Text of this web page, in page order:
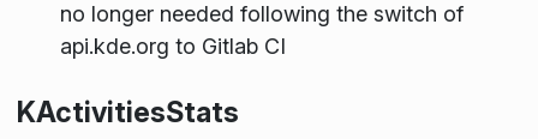
no longer needed following the switch of
api.kde.org to Gitlab CI
KActivitiesStats